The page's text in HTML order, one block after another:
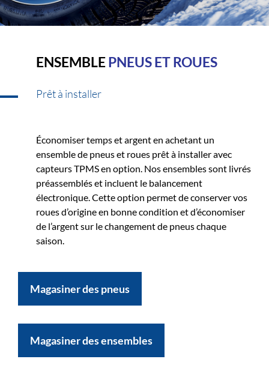
ENSEMBLEPNEUS ET ROUES
Prêt à installer
Économiser temps et argent en achetant un
ensemble de pneus et roues prêt à installer avec
capteurs TPMS en option. Nos ensembles sont livrés
préassemblés et incluent le balancement
électronique. Cette option permet de conserver vos
roues d’origine en bonne condition et d’économiser
de l’argent sur le changement de pneus chaque
saison.
Magasiner des pneus
Magasiner des ensembles